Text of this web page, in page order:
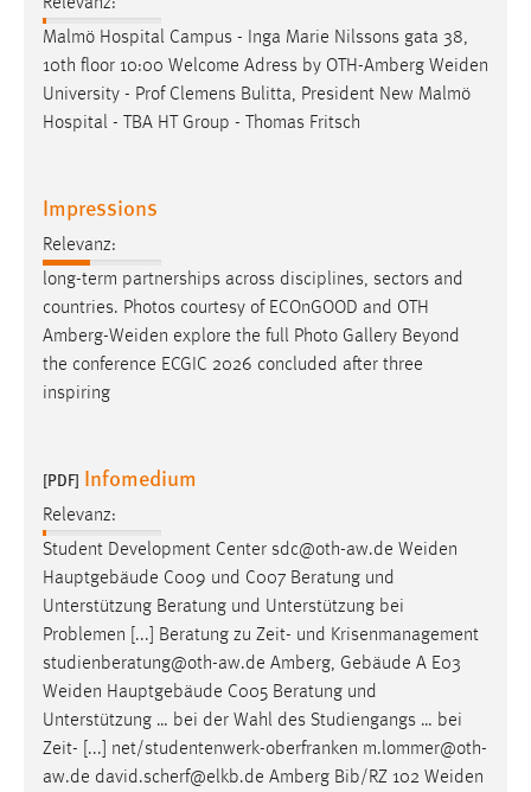
Malmö Hospital Campus - Inga Marie Nilssons gata 38,
10th floor 10:00 Welcome Adress by OTH-Amberg Weiden
University - Prof Clemens Bulitta, President New Malmö
Hospital - TBA HT Group - Thomas Fritsch
Impressions
Relevanz:
long-term partnerships across disciplines, sectors and
countries. Photos courtesy of ECOnGOOD and OTH
Amberg-Weiden explore the full Photo Gallery Beyond
the conference ECGIC 2026 concluded after three
inspiring
[PDF] Infomedium
Relevanz:
Student Development Center sdc@oth-aw.de Weiden
Hauptgebäude C009 und C007 Beratung und
Unterstützung Beratung und Unterstützung bei
Problemen [...] Beratung zu Zeit- und Krisenmanagement
studienberatung@oth-aw.de Amberg, Gebäude A E03
Weiden Hauptgebäude C005 Beratung und
Unterstützung … bei der Wahl des Studiengangs … bei
Zeit- [...] net/studentenwerk-oberfranken m.lommer@oth-
aw.de david.scherf@elkb.de Amberg Bib/RZ 102 Weiden
EXTERNE MEDIEN
Um Inhalte von Videoplattformen und Social Media
Plattformen anzeigen zu können, werden von diesen
externen Medien Cookies gesetzt.
Vimeo